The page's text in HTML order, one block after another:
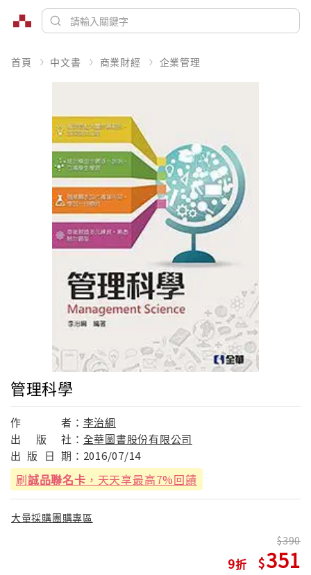
首頁 中文書 商業財經 企業管理
管理科學
作 者： 李治綱
出
版 社： 全華圖書股份有限公司
出 版 日 期： 2016/07/14
刷誠品聯名卡 ，天天享最高7%回饋
大量採購團購專區
9
390
351